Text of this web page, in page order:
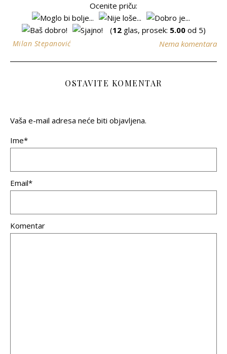
Ocenite priču:
(12glas, prosek: 5.00od 5)
Milan Stepanović Nema komentara
OSTAVITE KOMENTAR
Vaša e-mail adresa neće biti objavljena.
Ime*
Email*
Komentar